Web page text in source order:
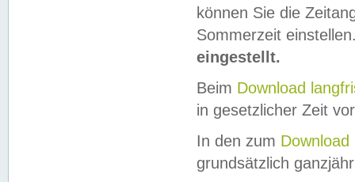
können Sie die
Sommerzeit
eingestellt.
Beim Download
in gesetzlicher Zeit
In den zum Download
grundsätzlich